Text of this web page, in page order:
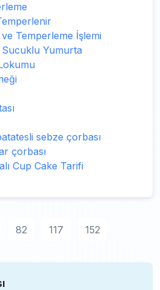
Temperleme İşlemi
Sucuklu Yumurta
sebze çorbası
çorbası
Cup Cake Tarifi
82 117 152